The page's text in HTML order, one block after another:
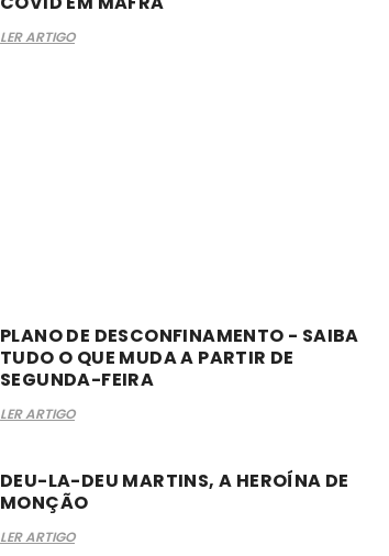
LER ARTIGO
PLANO DE DESCONFINAMENTO - SAIBA
TUDO O QUE MUDA A PARTIR DE
SEGUNDA-FEIRA
LER ARTIGO
DEU-LA-DEU MARTINS, A HEROÍNA DE
MONÇÃO
LER ARTIGO